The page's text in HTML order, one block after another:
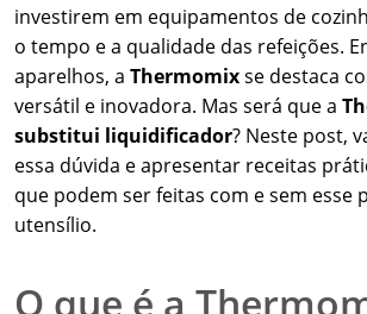
investirem em equipamentos de
o tempo e a qualidade das refeições.
aparelhos, a Thermomixse destaca
versátil e inovadora. Mas será que a
substitui liquidificador? Neste post,
essa dúvida e apresentar receitas
que podem ser feitas com e sem esse
utensílio.
O que é a